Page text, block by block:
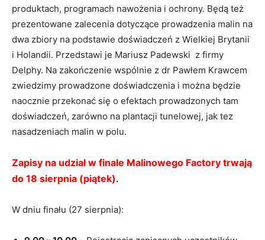
produktach, programach nawożenia i ochrony. Będą też
prezentowane zalecenia dotyczące prowadzenia malin na
dwa zbiory na podstawie doświadczeń z Wielkiej Brytanii
i Holandii. Przedstawi je Mariusz Padewski z firmy
Delphy. Na zakończenie wspólnie z dr Pawłem Krawcem
zwiedzimy prowadzone doświadczenia i można będzie
naocznie przekonać się o efektach prowadzonych tam
doświadczeń, zarówno na plantacji tunelowej, jak tez
nasadzeniach malin w polu.
Zapisy na udział w finale Malinowego Factory trwają
do 18 sierpnia (piątek).
W dniu finału (27 sierpnia):